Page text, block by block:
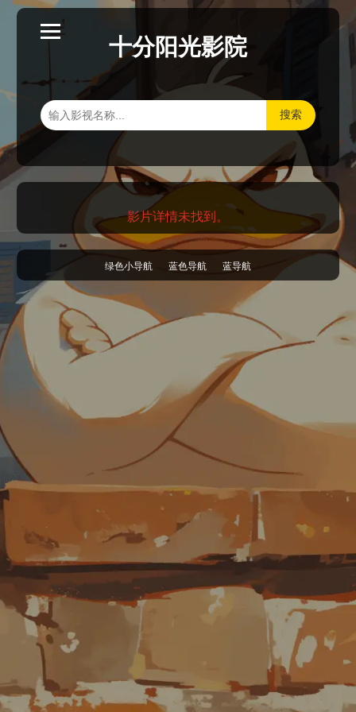
十分阳光影院
搜索
影片详情未找到。
绿色小导航 蓝色导航 蓝导航